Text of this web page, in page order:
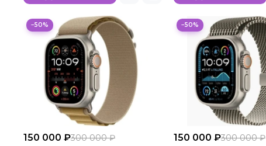
−50%
150 000 ₽300 000 ₽
−50%
150 000 ₽300 000 ₽